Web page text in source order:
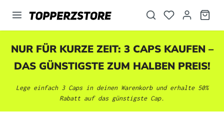
springen
NUR FÜR KURZE ZEIT: 3 CAPS KAUFEN –
DAS GÜNSTIGSTE ZUM HALBEN PREIS!
Lege einfach 3 Caps in deinen Warenkorb und erhalte 50%
Rabatt auf das günstigste Cap.